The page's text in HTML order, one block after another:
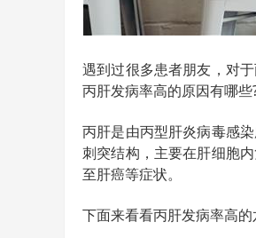
遇到过很多患者朋友，对
丙肝发病率高的原因有哪些
丙肝是由丙型肝炎病毒感
刺突结构，主要在肝细胞
至肝癌等症状。
下面来看看丙肝发病率高的